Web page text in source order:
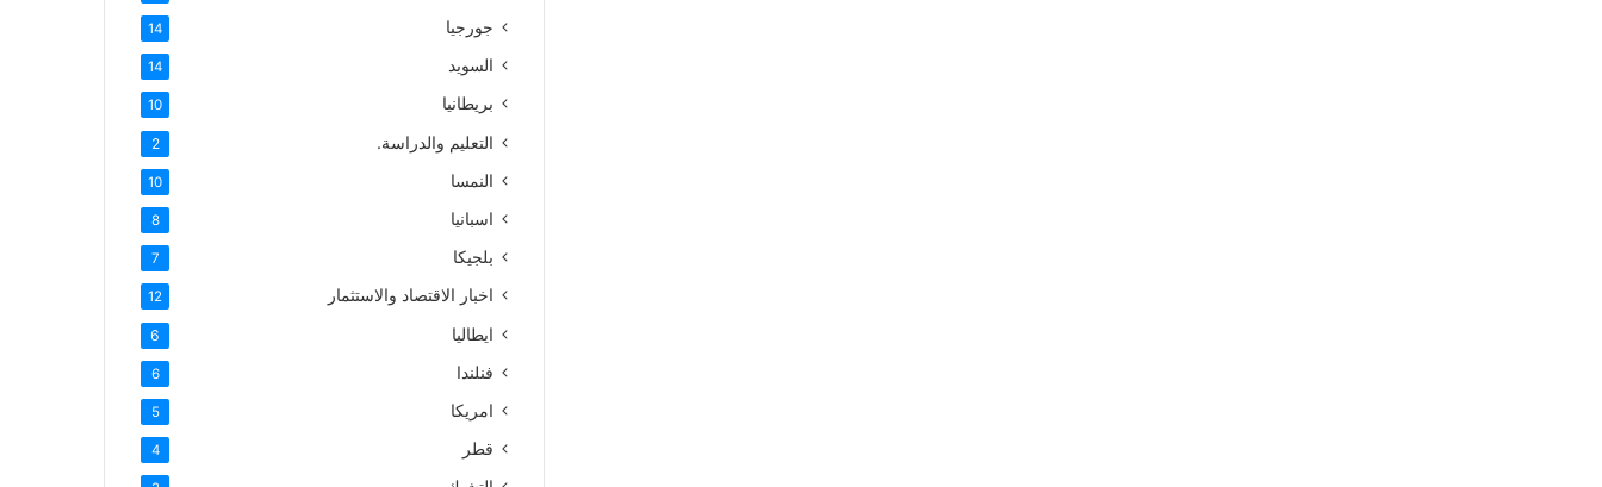
جورجيا 14
السويد 14
بريطانيا 10
التعليم والدراسة. 2
النمسا 10
اسبانيا 8
بلجيكا 7
اخبار الاقتصاد والاستثمار 12
ايطاليا 6
فنلندا 6
امريكا 5
قطر 4